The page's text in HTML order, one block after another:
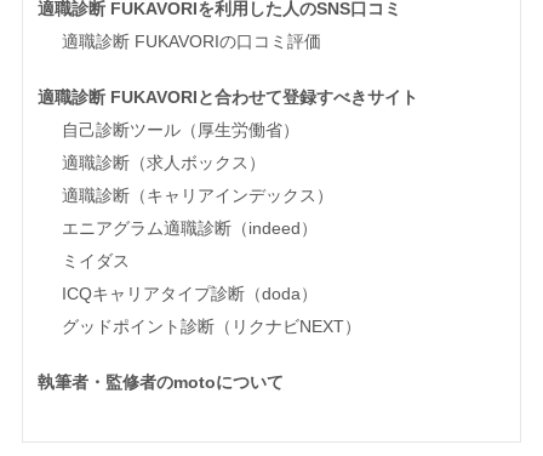
適職診断 FUKAVORIを利用した人のSNS口コミ
適職診断 FUKAVORIの口コミ評価
適職診断 FUKAVORIと合わせて登録すべきサイト
自己診断ツール（厚生労働省）
適職診断（求人ボックス）
適職診断（キャリアインデックス）
エニアグラム適職診断（indeed）
ミイダス
ICQキャリアタイプ診断（doda）
グッドポイント診断（リクナビNEXT）
執筆者・監修者のmotoについて